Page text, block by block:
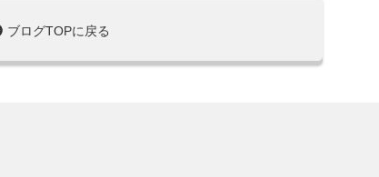
ブログTOPに戻る